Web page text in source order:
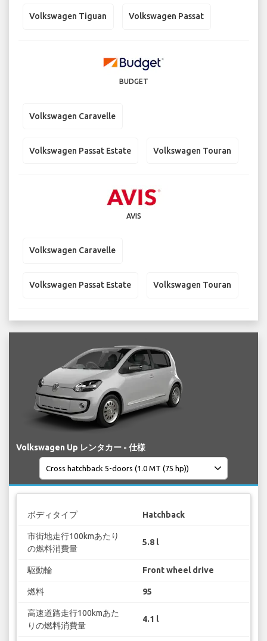
Volkswagen Tiguan Volkswagen Passat
BUDGET
Volkswagen Caravelle
Volkswagen Passat Estate Volkswagen Touran
AVIS
Volkswagen Caravelle
Volkswagen Passat Estate Volkswagen Touran
Volkswagen Up レンタカー - 仕様
ボディタイプ Hatchback
市街地走行100kmあたり
の燃料消費量
5.8 l
駆動輪 Front wheel drive
燃料 95
高速道路走行100kmあた
りの燃料消費量
4.1 l